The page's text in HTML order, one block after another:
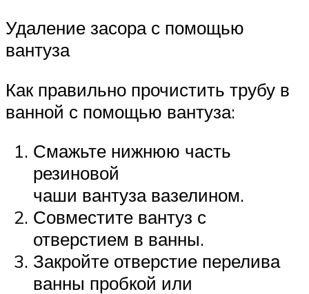
Удаление засора с помощью
вантуза
Как правильно прочистить трубу в
ванной с помощью вантуза:
Смажьте нижнюю часть
резиновой
чаши вантуза вазелином.
Совместите вантуз с
отверстием в ванны.
Закройте отверстие перелива
ванны пробкой или